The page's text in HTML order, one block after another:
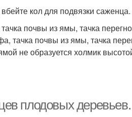
кол для подвязки саженца.
почвы из ямы, тачка
тачка почвы из ямы, тачка
не образуется холмик
плодовых